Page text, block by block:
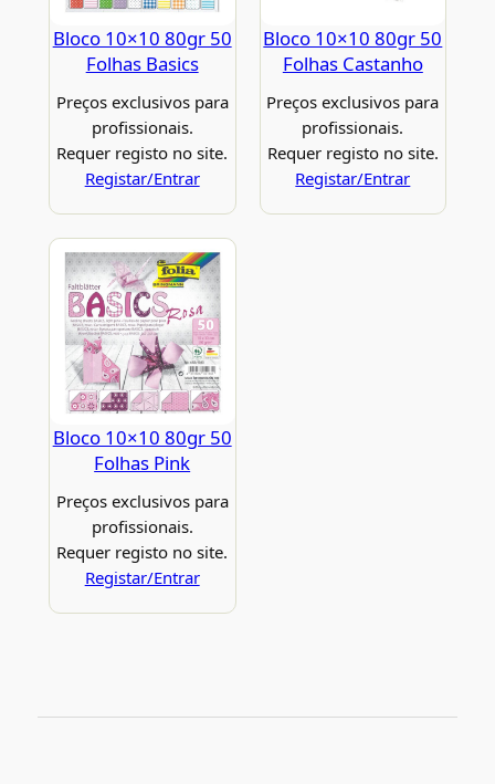
Bloco 10×10 80gr 50
Folhas Basics
Preços exclusivos para
profissionais.
Requer registo no site.
Registar/Entrar
Bloco 10×10 80gr 50
Folhas Castanho
Preços exclusivos para
profissionais.
Requer registo no site.
Registar/Entrar
Bloco 10×10 80gr 50
Folhas Pink
Preços exclusivos para
profissionais.
Requer registo no site.
Registar/Entrar